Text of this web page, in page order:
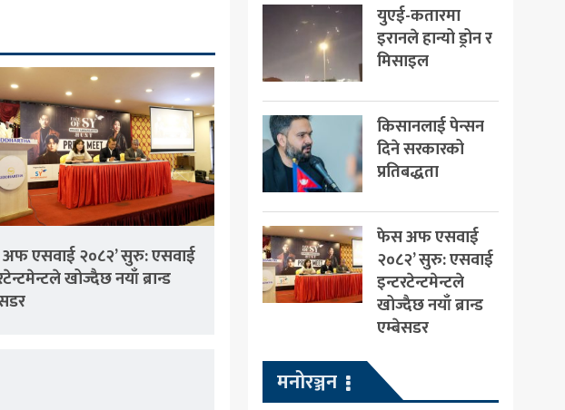
एसवाई २०८२’ सुरु: एसवाई
खोज्दैछ नयाँ ब्रान्ड
युएई-कतारमा
इरानले हान्यो ड्रोन र
मिसाइल
किसानलाई पेन्सन
दिने सरकारको
प्रतिबद्धता
फेस अफ एसवाई
२०८२’ सुरु: एसवाई
इन्टरटेन्टमेन्टले
खोज्दैछ नयाँ ब्रान्ड
एम्बेसडर
मनोरञ्जन